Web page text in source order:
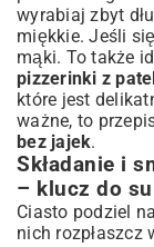
wyrabiaj zbyt
miękkie. Jeśli
mąki. To także
pizzerinki z
które jest
ważne, to
bez jajek.
Składanie i
– klucz do
Ciasto podziel
nich rozpłaszcz